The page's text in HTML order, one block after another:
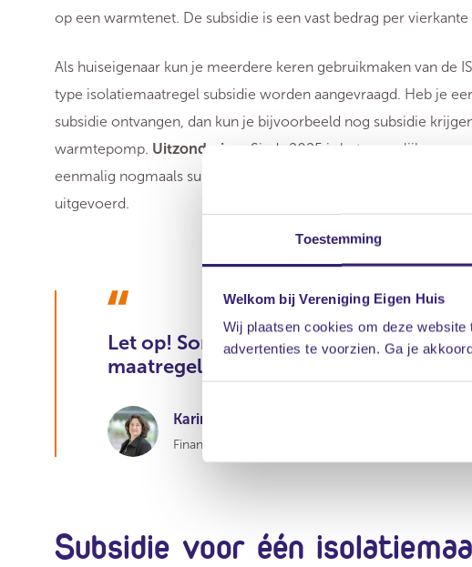
Toestemming
Welkom bij Vereniging Eigen Huis
Wij plaatsen cookies om deze
advertenties te voorzien. Ga je
op een warmtenet. De subsidie is een vast bedrag per
Als huiseigenaar kun je meerdere keren gebruikmaken van de
type isolatiemaatregel subsidie worden aangevraagd. Heb je
subsidie ontvangen, dan kun je bijvoorbeeld nog subsidie
warmtepomp. Uitzondering:
Sinds 2025 is het mogelijk om
eenmalig nogmaals subsidie aan te vragen binnen 24 maanden
uitgevoerd.
Let op! Sommige isolatiemaatregelen
maatregel. Bijvoorbeeld een
Karin Boog
Financieel Specialist bij Vereniging Eigen Huis
Subsidie voor één